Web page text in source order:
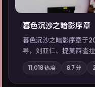
暮色沉沙之暗影序章
暮色沉沙之暗影序章于
导，刘亚仁、提莫西·查
轴，一场意外将众人卷
地域气质；站内亦可通
展检索同类型高分佳作
11,018 热度 8.7 分